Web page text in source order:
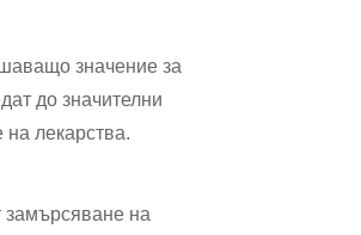
значение за
до значителни
на лекарства.
замърсяване на